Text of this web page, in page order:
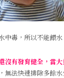
中毒，所以不能餵水
沒有發育健全，當
無法快速排除多餘